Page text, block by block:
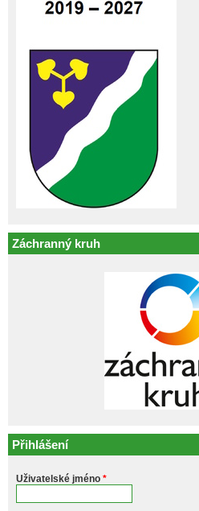
Záchranný kruh
Přihlášení
Uživatelské jméno *